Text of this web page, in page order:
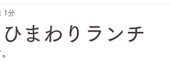
まわりランチ
1分